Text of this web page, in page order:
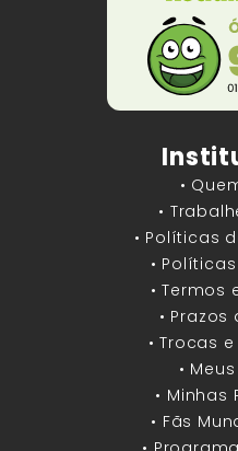
•
•
• Políticas
•
• Termos
•
• Trocas
•
• Minhas
• Fãs